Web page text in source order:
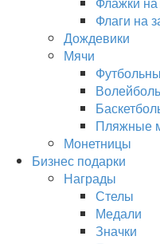
Флаги на
Дождевики
Мячи
Пляжные
Монетницы
Бизнес подарки
Награды
Стелы
Медали
Значки